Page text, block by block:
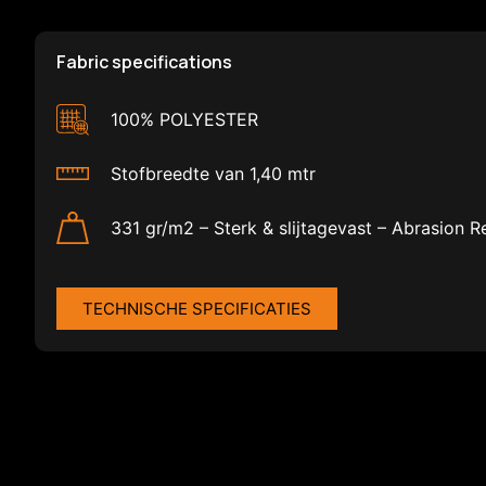
Fabric specifications
100% POLYESTER
Stofbreedte van 1,40 mtr
331 gr/m2 – Sterk & slijtagevast – Abrasion
TECHNISCHE SPECIFICATIES